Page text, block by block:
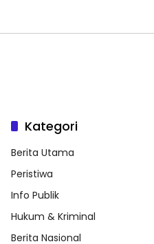
Kategori
Berita Utama
Peristiwa
Info Publik
Hukum & Kriminal
Berita Nasional